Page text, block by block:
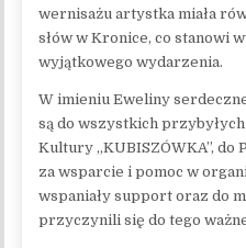
wernisażu artystka miała
słów w Kronice, co stanowi
wyjątkowego wydarzenia.
W imieniu Eweliny
są do wszystkich
Kultury „KUBISZÓWKA”,
za wsparcie i pomoc w
wspaniały support oraz do
przyczynili się do tego